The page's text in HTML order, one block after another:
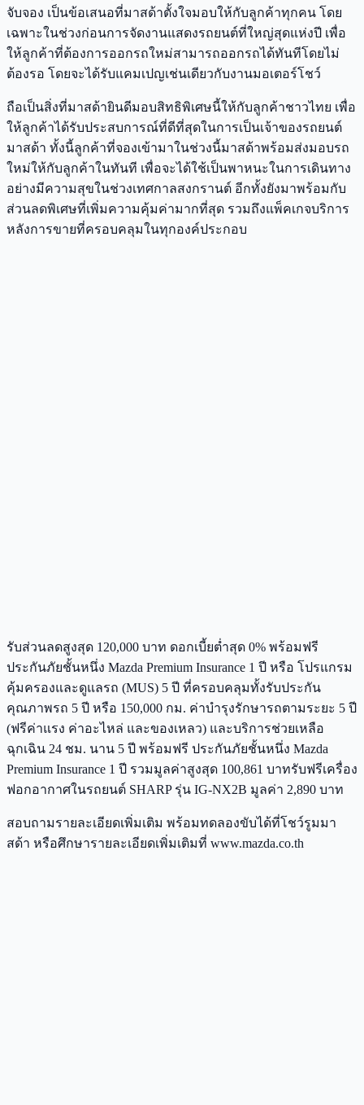
จับจอง เป็นข้อเสนอที่มาสด้าตั้งใจมอบให้กับลูกค้าทุกคน โดย
เฉพาะในช่วงก่อนการจัดงานแสดงรถยนต์ที่ใหญ่สุดแห่งปี เพื่อ
ให้ลูกค้าที่ต้องการออกรถใหม่สามารถออกรถได้ทันทีโดยไม่
ต้องรอ โดยจะได้รับแคมเปญเช่นเดียวกับงานมอเตอร์โชว์
ถือเป็นสิ่งที่มาสด้ายินดีมอบสิทธิพิเศษนี้ให้กับลูกค้าชาวไทย เพื่อ
ให้ลูกค้าได้รับประสบการณ์ที่ดีที่สุดในการเป็นเจ้าของรถยนต์
มาสด้า ทั้งนี้ลูกค้าที่จองเข้ามาในช่วงนี้มาสด้าพร้อมส่งมอบรถ
ใหม่ให้กับลูกค้าในทันที เพื่อจะได้ใช้เป็นพาหนะในการเดินทาง
อย่างมีความสุขในช่วงเทศกาลสงกรานต์ อีกทั้งยังมาพร้อมกับ
ส่วนลดพิเศษที่เพิ่มความคุ้มค่ามากที่สุด รวมถึงแพ็คเกจบริการ
หลังการขายที่ครอบคลุมในทุกองค์ประกอบ
รับส่วนลดสูงสุด 120,000 บาท ดอกเบี้ยต่ำสุด 0% พร้อมฟรี
ประกันภัยชั้นหนึ่ง Mazda Premium Insurance 1 ปี หรือ โปรแกรม
คุ้มครองและดูแลรถ (MUS) 5 ปี ที่ครอบคลุมทั้งรับประกัน
คุณภาพรถ 5 ปี หรือ 150,000 กม. ค่าบำรุงรักษารถตามระยะ 5 ปี
(ฟรีค่าแรง ค่าอะไหล่ และของเหลว) และบริการช่วยเหลือ
ฉุกเฉิน 24 ชม. นาน 5 ปี พร้อมฟรี ประกันภัยชั้นหนึ่ง Mazda
Premium Insurance 1 ปี รวมมูลค่าสูงสุด 100,861 บาทรับฟรีเครื่อง
ฟอกอากาศในรถยนต์ SHARP รุ่น IG-NX2B มูลค่า 2,890 บาท
สอบถามรายละเอียดเพิ่มเติม พร้อมทดลองขับได้ที่โชว์รูมมา
สด้า หรือศึกษารายละเอียดเพิ่มเติมที่ www.mazda.co.th